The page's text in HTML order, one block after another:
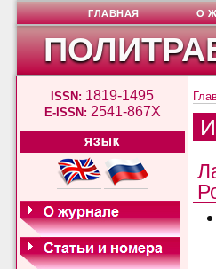
ISSN: 1819-1495
E-ISSN: 2541-867X
ЯЗЫК
ГЛАВНАЯ О